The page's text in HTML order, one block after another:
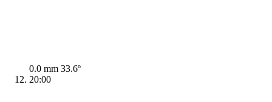
0.0 mm 33.6º
20:00